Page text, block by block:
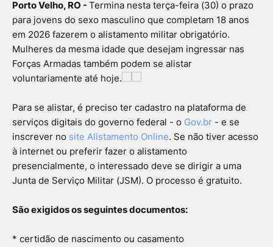
Porto Velho, RO - Termina nesta terça-feira (30) o prazo
para jovens do sexo masculino que completam 18 anos
em 2026 fazerem o alistamento militar obrigatório.
Mulheres da mesma idade que desejam ingressar nas
Forças Armadas também podem se alistar
voluntariamente até hoje.
Para se alistar, é preciso ter cadastro na plataforma de
serviços digitais do governo federal - o Gov.br - e se
inscrever no site Alistamento Online. Se não tiver acesso
à internet ou preferir fazer o alistamento
presencialmente, o interessado deve se dirigir a uma
Junta de Serviço Militar (JSM). O processo é gratuito.
São exigidos os seguintes documentos:
* certidão de nascimento ou casamento